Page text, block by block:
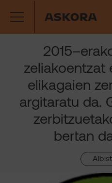
edukira
zeliakoentzat
elikagaien
argitaratu da.
bertan